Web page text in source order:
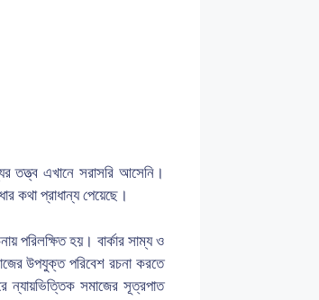
তত্ত্ব এখানে সরাসরি আসেনি।
কথা প্রাধান্য পেয়েছে।
পরিলক্ষিত হয়। বার্কার সাম্য ও
উপযুক্ত পরিবেশ রচনা করতে
সমাজের সূত্রপাত